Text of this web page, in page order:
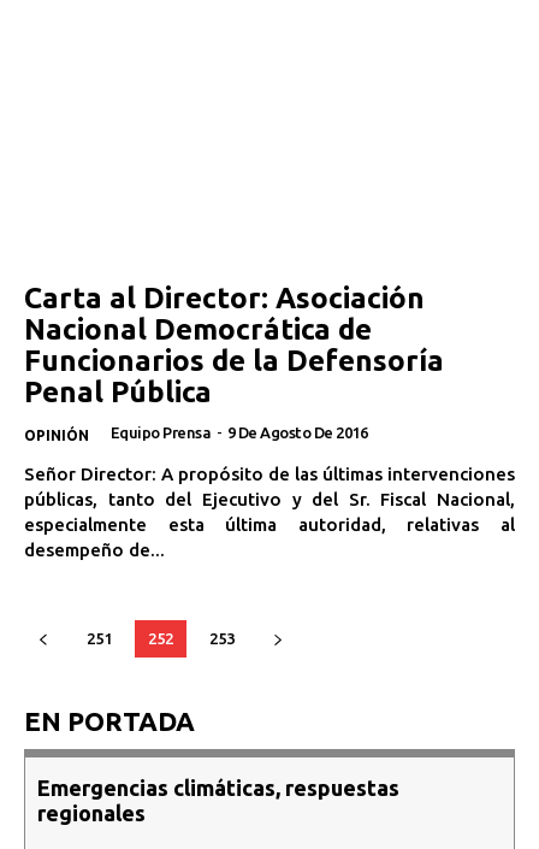
Carta al Director: Asociación
Nacional Democrática de
Funcionarios de la Defensoría
Penal Pública
OPINIÓN Equipo Prensa - 9 De Agosto De 2016
Señor Director: A propósito de las últimas intervenciones
públicas, tanto del Ejecutivo y del Sr. Fiscal Nacional,
especialmente esta última autoridad, relativas al
desempeño de...
251 252 253
EN PORTADA
Emergencias climáticas, respuestas
regionales